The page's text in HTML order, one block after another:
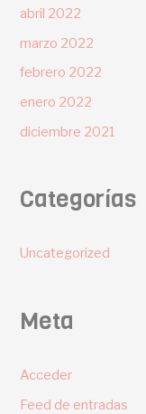
abril 2022
marzo 2022
febrero 2022
enero 2022
diciembre 2021
Categorías
Uncategorized
Meta
Acceder
Feed de entradas